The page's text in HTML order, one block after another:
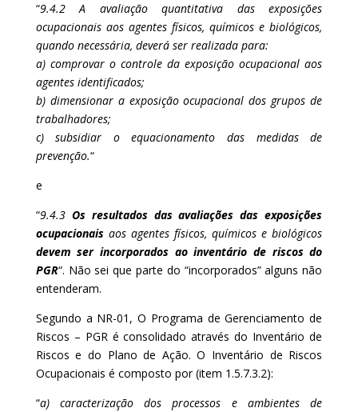
“9.4.2 A avaliação quantitativa das exposições
ocupacionais aos agentes físicos, químicos e biológicos,
quando necessária, deverá ser realizada para:
a) comprovar o controle da exposição ocupacional aos
agentes identificados;
b) dimensionar a exposição ocupacional dos grupos de
trabalhadores;
c) subsidiar o equacionamento das medidas de
prevenção.“
e
“9.4.3 Os resultados das avaliações das exposições
ocupacionaisaos agentes físicos, químicos e biológicos
devem ser incorporados ao inventário de riscos do
PGR“. Não sei que parte do “incorporados” alguns não
entenderam.
Segundo a NR-01, O Programa de Gerenciamento de
Riscos – PGR é consolidado através do Inventário de
Riscos e do Plano de Ação. O Inventário de Riscos
Ocupacionais é composto por (item 1.5.7.3.2):
“a) caracterização dos processos e ambientes de